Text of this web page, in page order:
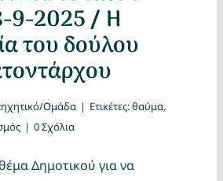
9-2025 / Η
του δούλου
Ομάδα | Ετικέτες:θαύμα,
| 0 Σχόλια
Δημοτικού για να